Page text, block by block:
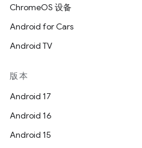
ChromeOS 设备
Android for Cars
Android TV
版本
Android 17
Android 16
Android 15